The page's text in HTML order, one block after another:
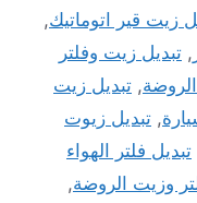
زيت قير اتوماتيك,
, تبديل زيت وفلتر
, تبديل زيت
, تبديل زيوت
تبديل فلتر الهواء
وزيت الروضة,